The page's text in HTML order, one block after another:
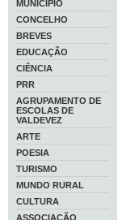
MUNICÍPIO
CONCELHO
BREVES
EDUCAÇÃO
CIÊNCIA
PRR
AGRUPAMENTO DE
ESCOLAS DE
VALDEVEZ
ARTE
POESIA
TURISMO
MUNDO RURAL
CULTURA
ASSOCIAÇÃO